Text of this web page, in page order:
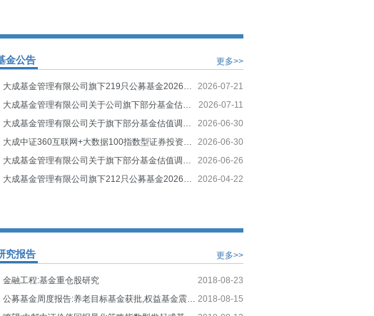
更多>>
金公告
2026-07-21
大成基金管理有限公司旗下219只公募基金2026年第2季度报告提示性公告
2026-07-11
大成基金管理有限公司关于公司旗下部分基金估值调整的公告
2026-06-30
大成基金管理有限公司关于旗下部分基金估值调整情况的公告
2026-06-30
大成中证360互联网+大数据100指数型证券投资基金(A类份额)基金产品资料概要更新
2026-06-26
大成基金管理有限公司关于旗下部分基金估值调整情况的公告
2026-04-22
大成基金管理有限公司旗下212只公募基金2026年第1季度报告提示性公告
更多>>
究报告
2018-08-23
金融工程:基金重仓股研究
2018-08-15
公募基金周度报告:养老目标基金获批,权益基金震荡反弹